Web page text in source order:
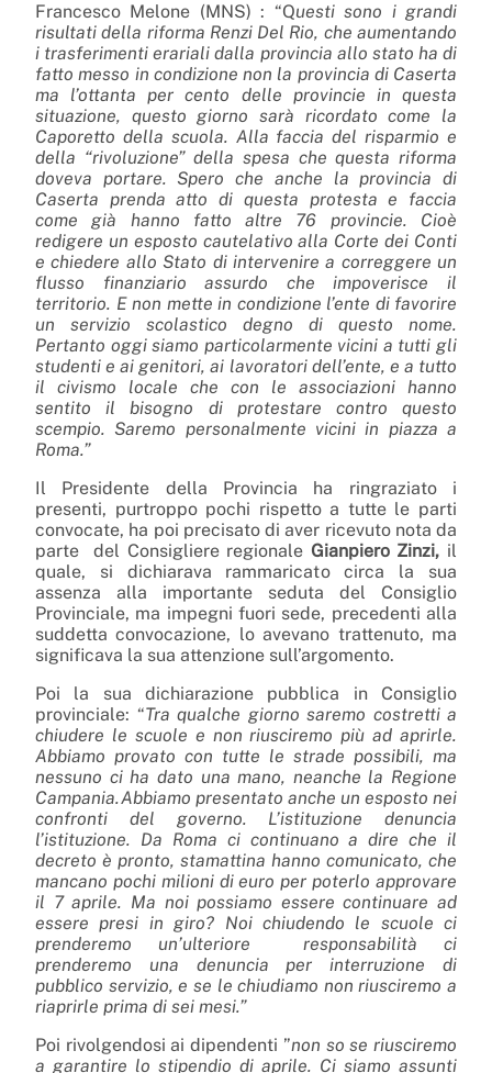
Francesco Melone (MNS) : “Questi sono i grandi
risultati della riforma Renzi Del Rio, che aumentando
i trasferimenti erariali dalla provincia allo stato ha di
fatto messo in condizione non la provincia di Caserta
ma l’ottanta per cento delle provincie in questa
situazione, questo giorno sarà ricordato come la
Caporetto della scuola. Alla faccia del risparmio e
della “rivoluzione” della spesa che questa riforma
doveva portare. Spero che anche la provincia di
Caserta prenda atto di questa protesta e faccia
come già hanno fatto altre 76 provincie. Cioè
redigere un esposto cautelativo alla Corte dei Conti
e chiedere allo Stato di intervenire a correggere un
flusso finanziario assurdo che impoverisce il
territorio. E non mette in condizione l’ente di favorire
un servizio scolastico degno di questo nome.
Pertanto oggi siamo particolarmente vicini a tutti gli
studenti e ai genitori, ai lavoratori dell’ente, e a tutto
il civismo locale che con le associazioni hanno
sentito il bisogno di protestare contro questo
scempio. Saremo personalmente vicini in piazza a
Roma.”
Il Presidente della Provincia ha ringraziato i
presenti, purtroppo pochi rispetto a tutte le parti
convocate, ha poi precisato di aver ricevuto nota da
parte del Consigliere regionale Gianpiero Zinzi, il
quale, si dichiarava rammaricato circa la sua
assenza alla importante seduta del Consiglio
Provinciale, ma impegni fuori sede, precedenti alla
suddetta convocazione, lo avevano trattenuto, ma
significava la sua attenzione sull’argomento.
Poi la sua dichiarazione pubblica in Consiglio
provinciale: “Tra qualche giorno saremo costretti a
chiudere le scuole e non riusciremo più ad aprirle.
Abbiamo provato con tutte le strade possibili, ma
nessuno ci ha dato una mano, neanche la Regione
Campania.Abbiamo presentato anche un esposto nei
confronti del governo. L’istituzione denuncia
l’istituzione. Da Roma ci continuano a dire che il
decreto è pronto, stamattina hanno comunicato, che
mancano pochi milioni di euro per poterlo approvare
il 7 aprile. Ma noi possiamo essere continuare ad
essere presi in giro? Noi chiudendo le scuole ci
prenderemo un’ulteriore responsabilità ci
prenderemo una denuncia per interruzione di
pubblico servizio, e se le chiudiamo non riusciremo a
riaprirle prima di sei mesi.”
Poi rivolgendosi ai dipendenti ”non so se riusciremo
a garantire lo stipendio di aprile. Ci siamo assunti